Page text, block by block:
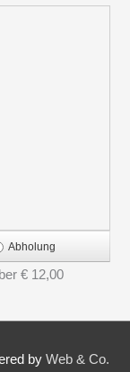
Abholung
€ 12,00
by Web & Co.